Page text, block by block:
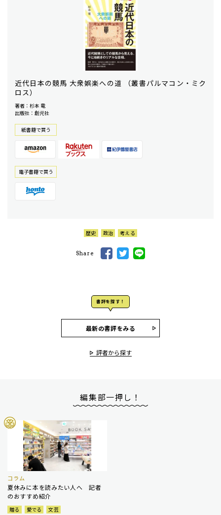
近代日本の競馬 大衆娯楽への道 （叢書パルマコン・ミク
ロス）
著者：杉本 竜
出版社：創元社
紙書籍で買う
電⼦書籍で買う
歴史 政治 考える
Share
書評を探す！
最新の書評をみる
評者から探す
編集部一押し！
コラム
夏休みに本を読みたい人へ 記者
のおすすめ紹介
贈る 愛でる
文芸